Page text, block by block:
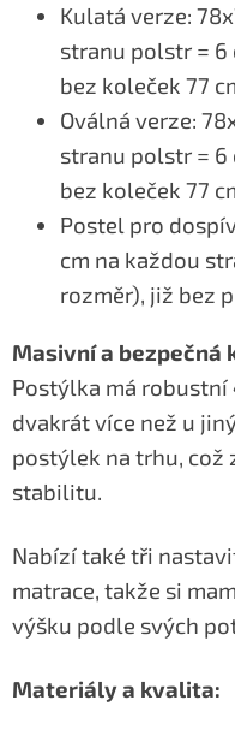
Kulatá verze:
stranu polstr = 6
bez koleček 77
Oválná verze:
stranu polstr = 6
bez koleček 77
Postel pro
cm na každou
rozměr), již bez
Masivní a bezpečná
Postýlka má robustní
dvakrát více než u
postýlek na trhu, což
stabilitu.
Nabízí také tři
matrace, takže si
výšku podle svých
Materiály a kvalita: